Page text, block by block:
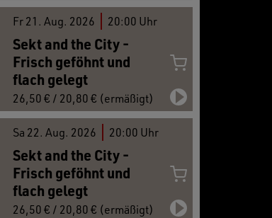
Fr 21. Aug. 2026 20:00 Uhr
Sekt and the City -
Frisch geföhnt und
flach gelegt
26,50 € / 20,80 € (ermäßigt)
Sa 22. Aug. 2026 20:00 Uhr
Sekt and the City -
Frisch geföhnt und
flach gelegt
26,50 € / 20,80 € (ermäßigt)